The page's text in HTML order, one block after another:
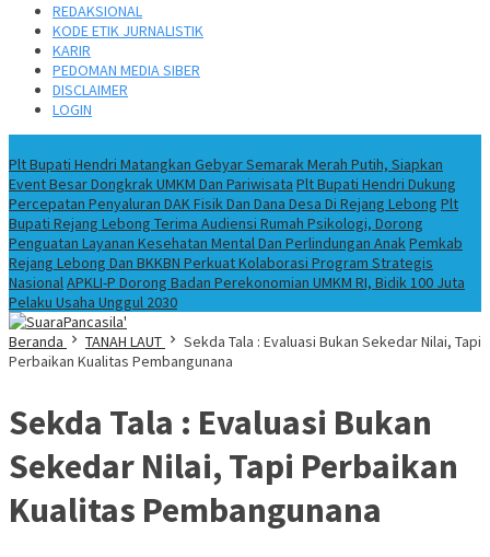
REDAKSIONAL
KODE ETIK JURNALISTIK
KARIR
PEDOMAN MEDIA SIBER
DISCLAIMER
LOGIN
Plt Bupati Hendri Matangkan Gebyar Semarak Merah Putih, Siapkan
Event Besar Dongkrak UMKM Dan Pariwisata Plt Bupati Hendri Dukung
Percepatan Penyaluran DAK Fisik Dan Dana Desa Di Rejang Lebong Plt
Bupati Rejang Lebong Terima Audiensi Rumah Psikologi, Dorong
Penguatan Layanan Kesehatan Mental Dan Perlindungan AnakPemkab
Rejang Lebong Dan BKKBN Perkuat Kolaborasi Program Strategis
NasionalAPKLI-P Dorong Badan Perekonomian UMKM RI, Bidik 100 Juta
Pelaku Usaha Unggul 2030
Beranda
TANAH LAUT
Sekda Tala : Evaluasi Bukan Sekedar Nilai, Tapi
Perbaikan Kualitas Pembangunana
Sekda Tala : Evaluasi Bukan
Sekedar Nilai, Tapi Perbaikan
Kualitas Pembangunana